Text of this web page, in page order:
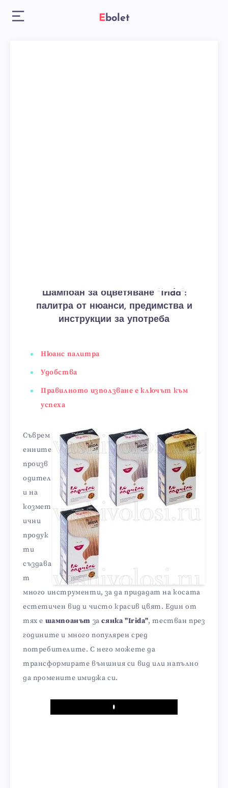
Ebolet
Шампоан за оцветяване "Irida":
палитра от нюанси, предимства и
инструкции за употреба
Нюанс палитра
Удобства
Правилното използване е ключът към
успеха
Съврем
енните
произв
одител
и на
козмет
ични
продук
ти
създава
т
много инструменти, за да придадат на косата
естетичен вид и чисто красив цвят. Един от
тях е шампоанът засянка "Irida", тестван през
годините и много популярен сред
потребителите. С него можете да
трансформирате външния си вид или напълно
да промените имиджа си.
Play